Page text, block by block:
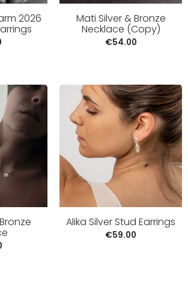
2026 Mati Silver & Bronze
Necklace (Copy)
€54.00
Alika Silver Stud Earrings
€59.00